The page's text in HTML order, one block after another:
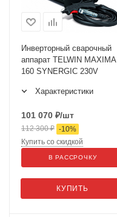
Инверторный сварочный
аппарат TELWIN MAXIMA
160 SYNERGIC 230V
Характеристики
101 070 ₽/шт
112 300₽ -10%
КУПИТЬ
Купить со скидкой
В РАССРОЧКУ